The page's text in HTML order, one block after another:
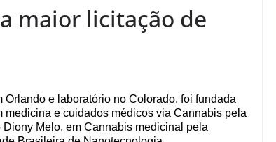
maior licitação de
e laboratório no Colorado, foi fundada
e cuidados médicos via Cannabis pela
Melo, em Cannabis medicinal pela